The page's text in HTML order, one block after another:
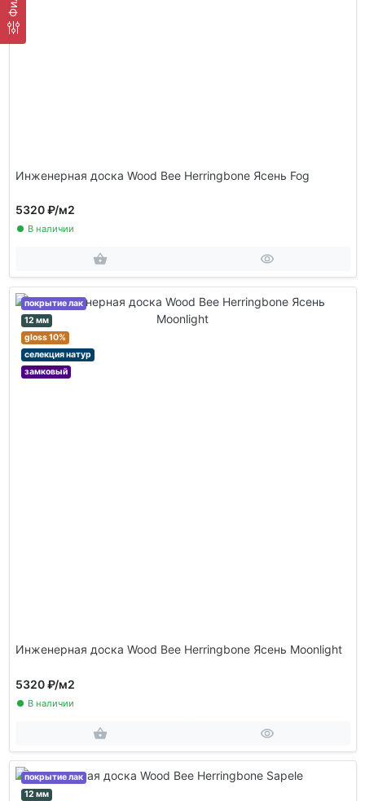
Инженерная доска Wood Bee Herringbone Ясень Fog
5320 ₽/м2
В наличии
покрытие лак
12 мм
gloss 10%
селекция натур
замковый
Инженерная доска Wood Bee Herringbone Ясень Moonlight
5320 ₽/м2
В наличии
покрытие лак
12 мм